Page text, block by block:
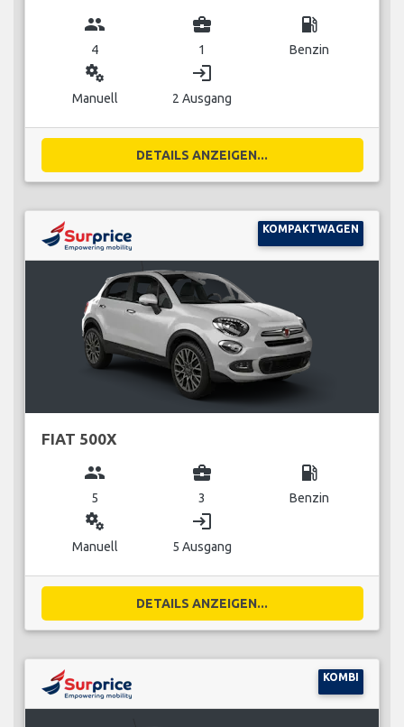
group
4
business_center
1
local_gas_station
Benzin
miscellaneous_services
Manuell
login
2 Ausgang
DETAILS ANZEIGEN...
KOMPAKTWAGEN
FIAT 500X
group
5
business_center
3
local_gas_station
Benzin
miscellaneous_services
Manuell
login
5 Ausgang
DETAILS ANZEIGEN...
KOMBI